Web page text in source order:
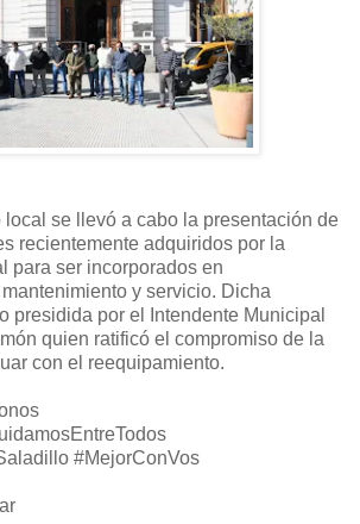
local se llevó a cabo la presentación de
recientemente adquiridos por la
para ser incorporados en
y servicio. Dicha
presidida por el Intendente Municipal
quien ratificó el compromiso de la
con el reequipamiento.
#MejorConVos